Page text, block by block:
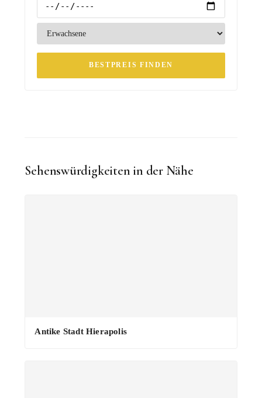
BESTPREIS FINDEN
Sehenswürdigkeiten in der Nähe
Antike Stadt Hierapolis